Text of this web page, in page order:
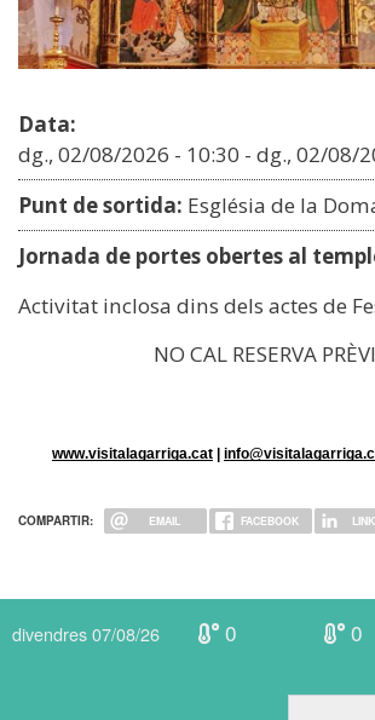
Data:
dg., 02/08/2026 - 10:30 - dg., 02/08/
Punt de sortida: Església de la
Jornada de portes obertes al
Activitat inclosa dins dels actes de
NO CAL RESERVA
www.visitalagarriga.cat
COMPARTIR: EMAIL FACEBOOK
divendres 07/08/26 0 0